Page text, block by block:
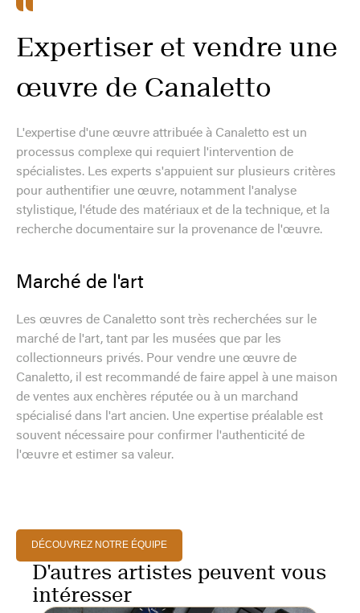
Expertiser et vendre une
œuvre de Canaletto
L'expertise d'une œuvre attribuée à Canaletto est un
processus complexe qui requiert l'intervention de
spécialistes. Les experts s'appuient sur plusieurs critères
pour authentifier une œuvre, notamment l'analyse
stylistique, l'étude des matériaux et de la technique, et la
recherche documentaire sur la provenance de l'œuvre.
Marché de l'art
Les œuvres de Canaletto sont très recherchées sur le
marché de l'art, tant par les musées que par les
collectionneurs privés. Pour vendre une œuvre de
Canaletto, il est recommandé de faire appel à une maison
de ventes aux enchères réputée ou à un marchand
spécialisé dans l'art ancien. Une expertise préalable est
souvent nécessaire pour confirmer l'authenticité de
l'œuvre et estimer sa valeur.
DÉCOUVREZ NOTRE ÉQUIPE
D'autres artistes peuvent vous
intéresser